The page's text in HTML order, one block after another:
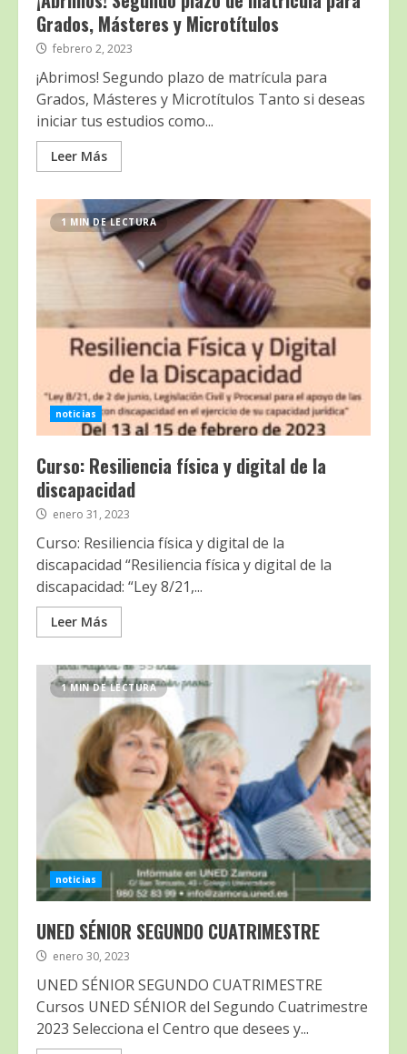
Grados, Másteres y Microtítulos
febrero 2, 2023
¡Abrimos! Segundo plazo de matrícula para
Grados, Másteres y Microtítulos Tanto si deseas
iniciar tus estudios como...
Leer Más
1 MIN DE LECTURA
noticias
Curso: Resiliencia física y digital de la
discapacidad
enero 31, 2023
Curso: Resiliencia física y digital de la
discapacidad “Resiliencia física y digital de la
discapacidad: “Ley 8/21,...
Leer Más
1 MIN DE LECTURA
noticias
UNED SÉNIOR SEGUNDO CUATRIMESTRE
enero 30, 2023
UNED SÉNIOR SEGUNDO CUATRIMESTRE
Cursos UNED SÉNIOR del Segundo Cuatrimestre
2023 Selecciona el Centro que desees y...